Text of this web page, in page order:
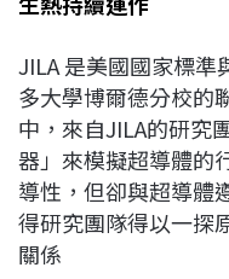
JILA 是美國國家標準
多大學博爾德分校的
中，來自JILA的研究
器」來模擬超導體的
導性，但卻與超導體
得研究團隊得以一探
關係